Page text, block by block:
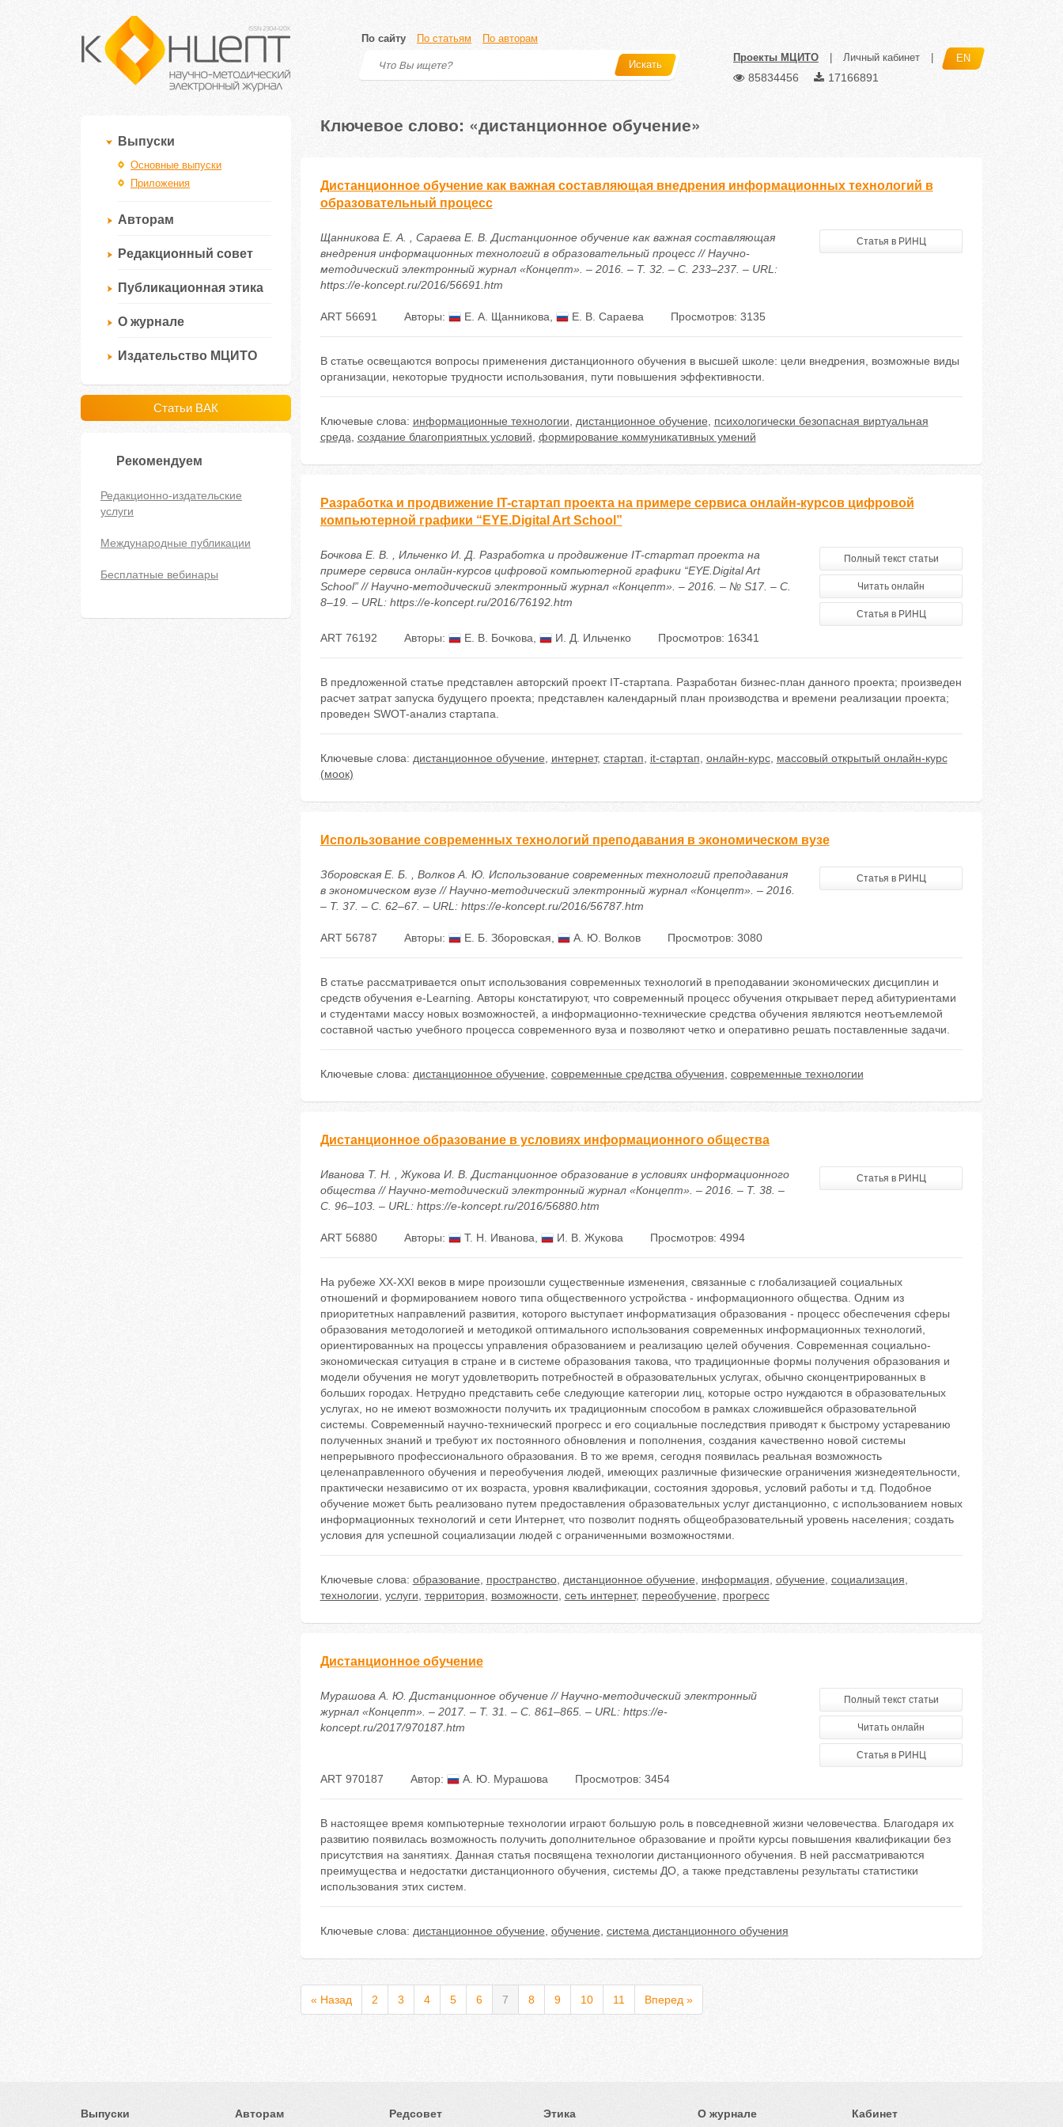
По сайту По статьям По авторам
Искать
Проекты МЦИТО Личный кабинет EN
85834456 17166891
Выпуски
Основные выпуски
Приложения
Авторам
Редакционный совет
Публикационная этика
О журнале
Издательство МЦИТО
Статьи ВАК
Рекомендуем
Редакционно-издательские
услуги
Международные публикации
Бесплатные вебинары
Ключевое слово: «дистанционное обучение»
Дистанционное обучение как важная составляющая внедрения информационных технологий в
образовательный процесс
Щанникова Е. А. , Сараева Е. В. Дистанционное обучение как важная составляющая
внедрения информационных технологий в образовательный процесс // Научно-
методический электронный журнал «Концепт». – 2016. – Т. 32. – С. 233–237. – URL:
https://e-koncept.ru/2016/56691.htm
Статья в РИНЦ
ART 56691 Авторы: Е. А. Щанникова Е. В. Сараева Просмотров: 3135
В статье освещаются вопросы применения дистанционного обучения в высшей школе: цели внедрения, возможные виды
организации, некоторые трудности использования, пути повышения эффективности.
Ключевые слова: информационные технологии дистанционное обучение
психологически безопасная виртуальная
среда создание благоприятных условий формирование коммуникативных умений
Разработка и продвижение IT-стартап проекта на примере сервиса онлайн-курсов цифровой
компьютерной графики “EYE.Digital Art School”
Бочкова Е. В. , Ильченко И. Д. Разработка и продвижение IT-стартап проекта на
примере сервиса онлайн-курсов цифровой компьютерной графики “EYE.Digital Art
School” // Научно-методический электронный журнал «Концепт». – 2016. – № S17. – С.
8–19. – URL: https://e-koncept.ru/2016/76192.htm
Полный текст статьи
Читать онлайн
Статья в РИНЦ
ART 76192 Авторы: Е. В. Бочкова И. Д. Ильченко Просмотров: 16341
В предложенной статье представлен авторский проект IT-стартапа. Разработан бизнес-план данного проекта; произведен
расчет затрат запуска будущего проекта; представлен календарный план производства и времени реализации проекта;
проведен SWOT-анализ стартапа.
Ключевые слова: дистанционное обучение интернет, стартап it-стартап онлайн-курс, массовый открытый онлайн-курс
(моок)
Использование современных технологий преподавания в экономическом вузе
Зборовская Е. Б. , Волков А. Ю. Использование современных технологий преподавания
в экономическом вузе // Научно-методический электронный журнал «Концепт». – 2016.
– Т. 37. – С. 62–67. – URL: https://e-koncept.ru/2016/56787.htm
Статья в РИНЦ
ART 56787 Авторы: Е. Б. Зборовская А. Ю. Волков Просмотров: 3080
В статье рассматривается опыт использования современных технологий в преподавании экономических дисциплин и
средств обучения e-Learning. Авторы констатируют, что современный процесс обучения открывает перед абитуриентами
и студентами массу новых возможностей, а информационно-технические средства обучения являются неотъемлемой
составной частью учебного процесса современного вуза и позволяют четко и оперативно решать поставленные задачи.
Ключевые слова: дистанционное обучение современные средства обучения современные технологии
Дистанционное образование в условиях информационного общества
Иванова Т. Н. , Жукова И. В. Дистанционное образование в условиях информационного
общества // Научно-методический электронный журнал «Концепт». – 2016. – Т. 38. –
С. 96–103. – URL: https://e-koncept.ru/2016/56880.htm
Статья в РИНЦ
ART 56880 Авторы: Т. Н. Иванова И. В. Жукова Просмотров: 4994
На рубеже XX-XXI веков в мире произошли существенные изменения, связанные с глобализацией социальных
отношений и формированием нового типа общественного устройства - информационного общества. Одним из
приоритетных направлений развития, которого выступает информатизация образования - процесс обеспечения сферы
образования методологией и методикой оптимального использования современных информационных технологий,
ориентированных на процессы управления образованием и реализацию целей обучения. Современная социально-
экономическая ситуация в стране и в системе образования такова, что традиционные формы получения образования и
модели обучения не могут удовлетворить потребностей в образовательных услугах, обычно сконцентрированных в
больших городах. Нетрудно представить себе следующие категории лиц, которые остро нуждаются в образовательных
услугах, но не имеют возможности получить их традиционным способом в рамках сложившейся образовательной
системы. Современный научно-технический прогресс и его социальные последствия приводят к быстрому устареванию
полученных знаний и требуют их постоянного обновления и пополнения, создания качественно новой системы
непрерывного профессионального образования. В то же время, сегодня появилась реальная возможность
целенаправленного обучения и переобучения людей, имеющих различные физические ограничения жизнедеятельности,
практически независимо от их возраста, уровня квалификации, состояния здоровья, условий работы и т.д. Подобное
обучение может быть реализовано путем предоставления образовательных услуг дистанционно, с использованием новых
информационных технологий и сети Интернет, что позволит поднять общеобразовательный уровень населения; создать
условия для успешной социализации людей с ограниченными возможностями.
Ключевые слова: образование пространство, дистанционное обучение информация обучение социализация
технологии услуги территория возможности сеть интернет, переобучение прогресс
Дистанционное обучение
Мурашова А. Ю. Дистанционное обучение // Научно-методический электронный
журнал «Концепт». – 2017. – Т. 31. – С. 861–865. – URL: https://e-
koncept.ru/2017/970187.htm
Полный текст статьи
Читать онлайн
Статья в РИНЦ
ART 970187 Автор: А. Ю. Мурашова Просмотров: 3454
В настоящее время компьютерные технологии играют большую роль в повседневной жизни человечества. Благодаря их
развитию появилась возможность получить дополнительное образование и пройти курсы повышения квалификации без
присутствия на занятиях. Данная статья посвящена технологии дистанционного обучения. В ней рассматриваются
преимущества и недостатки дистанционного обучения, системы ДО, а также представлены результаты статистики
использования этих систем.
Ключевые слова: дистанционное обучение обучение система дистанционного обучения
« Назад 2 3 4 5 6 7 8 9 10 11 Вперед »
Выпуски Авторам Редсовет Этика О журнале Кабинет